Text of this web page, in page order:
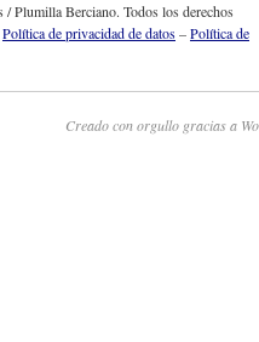
Plumilla Berciano. Todos los derechos
Política de privacidad de datos–Política de
Creado con orgullo gracias a